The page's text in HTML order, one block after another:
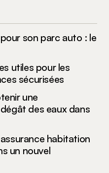
son parc auto : le
utiles pour les
sécurisées
une
des eaux dans
habitation
un nouvel